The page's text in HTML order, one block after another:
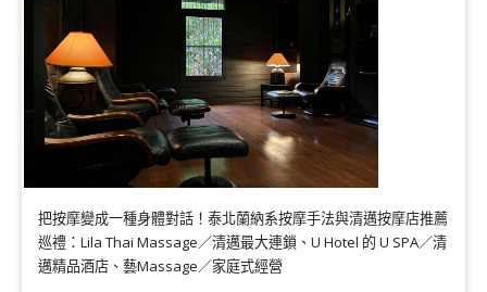
把按摩變成一種身體對話！泰北蘭納系按摩手法與清邁按摩店推薦
巡禮：Lila Thai Massage／清邁最大連鎖、U Hotel 的 U SPA／清
邁精品酒店、藝Massage／家庭式經營